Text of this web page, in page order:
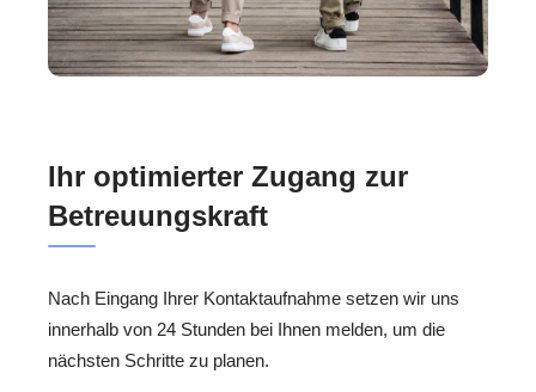
Ihr optimierter Zugang zur
Betreuungskraft
Nach Eingang Ihrer Kontaktaufnahme setzen wir uns
innerhalb von 24 Stunden bei Ihnen melden, um die
nächsten Schritte zu planen.